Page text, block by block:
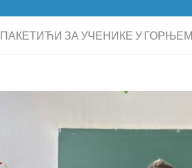
ПАКЕТИЋИ ЗА УЧЕНИКЕ У